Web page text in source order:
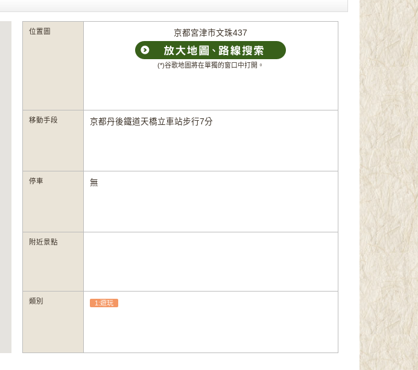
位置圖 京都宮津市文珠437
(*)谷歌地圖將在單獨的窗口中打開。
移動手段 京都丹後鐵道天橋立車站步行7分
停車 無
附近景點
類別 1:遊玩